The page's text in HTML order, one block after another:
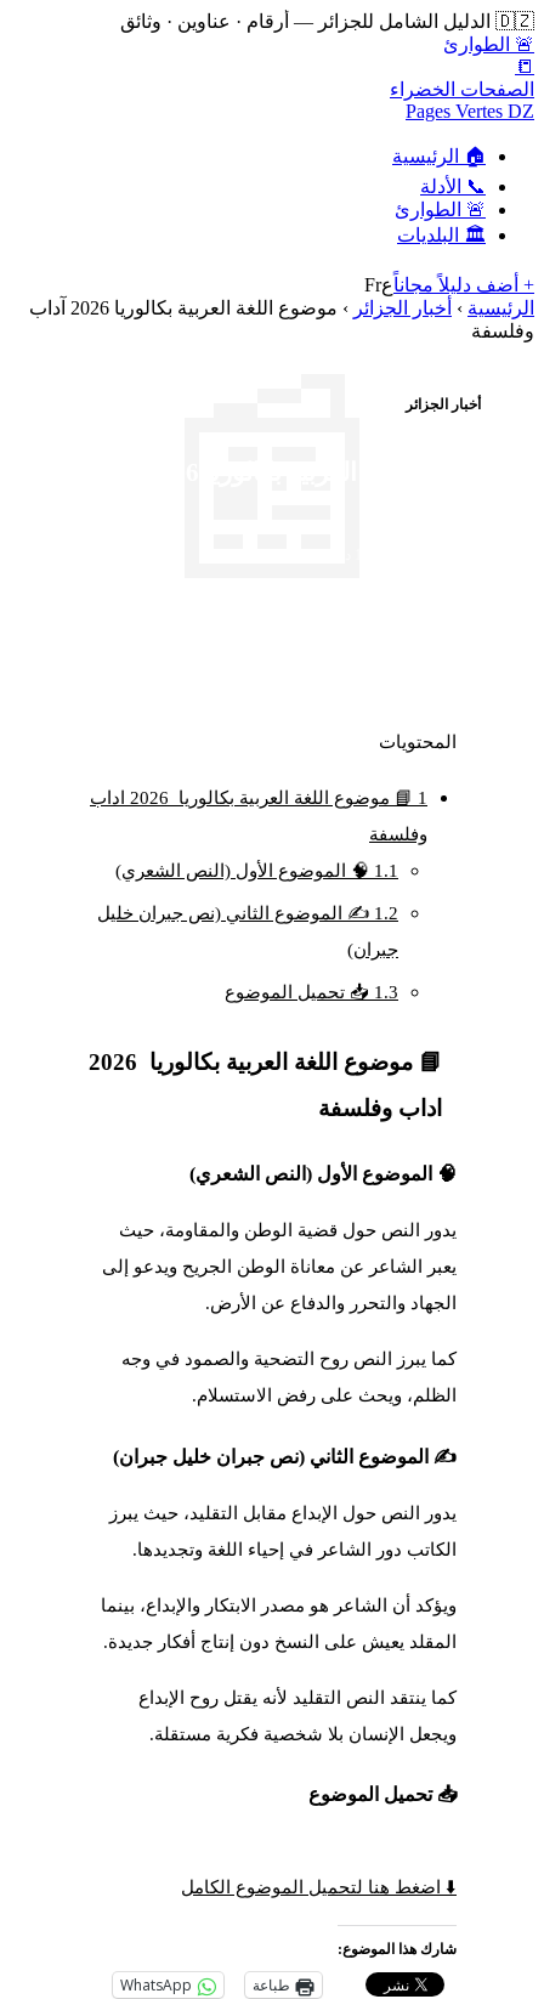
🇩🇿 الدليل الشامل للجزائر — أرقام · عناوين · وثائق
🚨 الطوارئ
📒
الصفحات الخضراء
Pages Vertes DZ
🏠 الرئيسية
📞 الأدلة
🚨 الطوارئ
🏛️ البلديات
+ أضف دليلاً مجاناًعFr
الرئيسية › أخبار الجزائر ›
موضوع اللغة العربية بكالوريا 2026 آداب
وفلسفة
أخبار الجزائر
المحتويات
1
📘 موضوع اللغة العربية بكالوريا 2026 اداب
وفلسفة
1.1 🧠 الموضوع الأول (النص الشعري)
1.2 ✍️ الموضوع الثاني (نص جبران خليل
جبران)
1.3 📥 تحميل الموضوع
📘 موضوع اللغة العربية بكالوريا 2026
اداب وفلسفة
🧠 الموضوع الأول (النص الشعري)
يدور النص حول قضية الوطن والمقاومة، حيث
يعبر الشاعر عن معاناة الوطن الجريح ويدعو إلى
الجهاد والتحرر والدفاع عن الأرض.
كما يبرز النص روح التضحية والصمود في وجه
الظلم، ويحث على رفض الاستسلام.
✍️ الموضوع الثاني (نص جبران خليل جبران)
يدور النص حول الإبداع مقابل التقليد، حيث يبرز
الكاتب دور الشاعر في إحياء اللغة وتجديدها.
ويؤكد أن الشاعر هو مصدر الابتكار والإبداع، بينما
المقلد يعيش على النسخ دون إنتاج أفكار جديدة.
كما ينتقد النص التقليد لأنه يقتل روح الإبداع
ويجعل الإنسان بلا شخصية فكرية مستقلة.
📥 تحميل الموضوع
⬇️ اضغط هنا لتحميل الموضوع الكامل
شارك هذا الموضوع:
طباعة WhatsApp